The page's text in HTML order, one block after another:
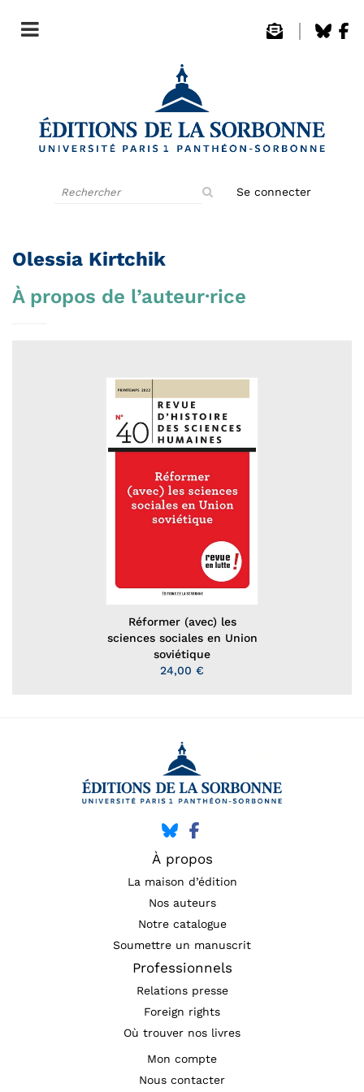
Se connecter
Olessia Kirtchik
À propos de l’auteur·rice
Réformer (avec) les
sciences sociales en Union
soviétique
24,00 €
À propos
La maison d’édition
Nos auteurs
Notre catalogue
Soumettre un manuscrit
Professionnels
Relations presse
Foreign rights
Où trouver nos livres
Mon compte
Nous contacter